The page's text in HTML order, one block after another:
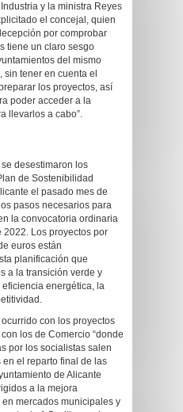
y la ministra Reyes
el concejal, quien
por comprobar
tiene un claro sesgo
del mismo
tener en cuenta el
los proyectos, así
poder acceder a la
llevarlos a cabo”.
desestimaron los
de Sostenibilidad
el pasado mes de
pasos necesarios para
la convocatoria ordinaria
2022. Los proyectos por
euros están
planificación que
a la transición verde y
energética, la
con los proyectos
los de Comercio “donde
por los socialistas salen
el reparto final de las
de Alicante
a la mejora
mercados municipales y